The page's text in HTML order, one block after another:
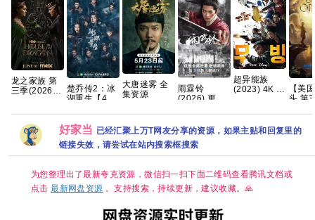
龙之家族 第
三季(2026)
简繁英][附1-
2季][8GB集]
楚乔传2：冰
湖重生【40
楚乔传 第一
部】夸克
大唐迷雾 全
集资源
雨霖铃
(2026) 更新
[4k+1080P]
[国语中字]
[1.5GB集]
超异能族
(2023) 4K 超
【美
头 第
又名:
最终
好家当 已经汇聚上万T网友分享的资源，如果主贴和回复里的
链接失效，请尝试在站内搜索框搜索
为您整理出了最新夸克资源，微信扫一扫下面二维码查看腾讯文档或
点击最新网盘资源 。支持搜索，持续更新，建议收藏。🙏